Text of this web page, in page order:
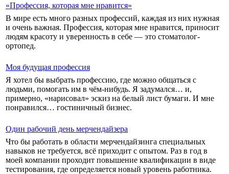
«Профессия, которая мне нравится»
В мире есть много разных профессий, каждая из них нужная
и очень важная. Профессия, которая мне нравится, приносит
людям красоту и уверенность в себе — это стоматолог-
ортопед.
Моя будущая профессия
Я хотел бы выбрать профессию, где можно общаться с
людьми, помогать им в чём-нибудь. Я задумался… и,
примерно, «нарисовал» эскиз на белый лист бумаги. И мне
понравился… гостиничный бизнес.
Один рабочий день мерчендайзера
Что бы работать в области мерчендайзинга специальных
навыков не требуется, всё приходит с опытом. Раз в год в
моей компании проходит повышение квалификации в виде
тестирования, где определяется новый уровень работника.